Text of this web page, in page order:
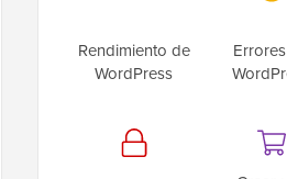
Rendimiento de
WordPress